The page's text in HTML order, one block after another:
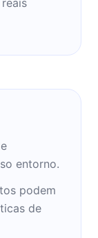
Augusto
diversos
entorno.
podem
de